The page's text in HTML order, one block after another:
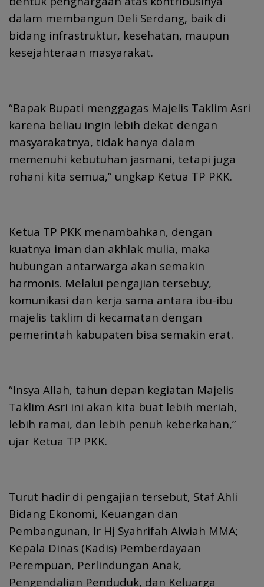
dalam membangun Deli Serdang, baik di
bidang infrastruktur, kesehatan, maupun
kesejahteraan masyarakat.
“Bapak Bupati menggagas Majelis Taklim Asri
karena beliau ingin lebih dekat dengan
masyarakatnya, tidak hanya dalam
memenuhi kebutuhan jasmani, tetapi juga
rohani kita semua,” ungkap Ketua TP PKK.
Ketua TP PKK menambahkan, dengan
kuatnya iman dan akhlak mulia, maka
hubungan antarwarga akan semakin
harmonis. Melalui pengajian tersebuy,
komunikasi dan kerja sama antara ibu-ibu
majelis taklim di kecamatan dengan
pemerintah kabupaten bisa semakin erat.
“Insya Allah, tahun depan kegiatan Majelis
Taklim Asri ini akan kita buat lebih meriah,
lebih ramai, dan lebih penuh keberkahan,”
ujar Ketua TP PKK.
Turut hadir di pengajian tersebut, Staf Ahli
Bidang Ekonomi, Keuangan dan
Pembangunan, Ir Hj Syahrifah Alwiah MMA;
Kepala Dinas (Kadis) Pemberdayaan
Perempuan, Perlindungan Anak,
Pengendalian Penduduk, dan Keluarga